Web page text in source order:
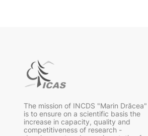
The mission of INCDS "Marin Drăcea"
is to ensure on a scientific basis the
increase in capacity, quality and
competitiveness of research -